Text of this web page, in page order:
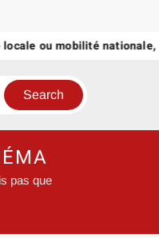
locale ou mobilité
pas que